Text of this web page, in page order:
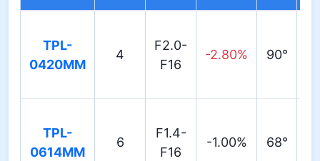
TPL-
0420MM
4
F2.0-
F16
-2.80% 90°
TPL-
0614MM
6
F1.4-
F16
-1.00% 68°